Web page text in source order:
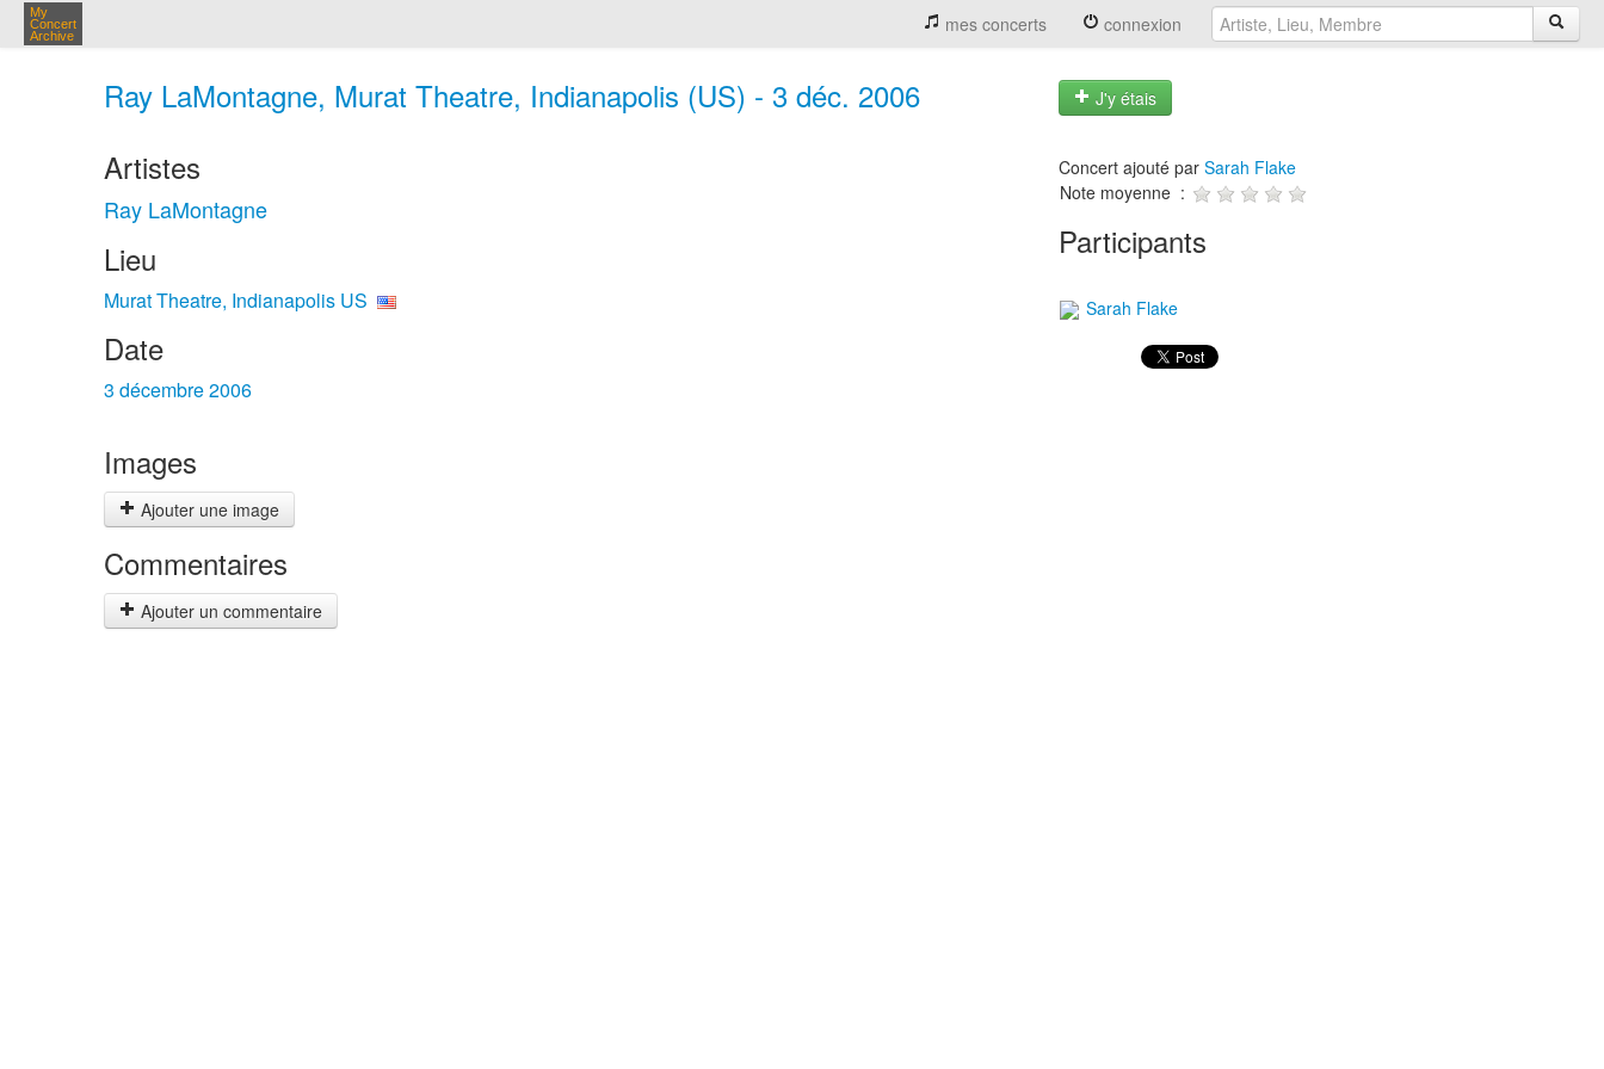
My
Concert
Archive
mes concerts connexion
Ray LaMontagne, Murat Theatre, Indianapolis (US) - 3 déc. 2006 J'y étais
Artistes
Ray LaMontagne
Lieu
Murat Theatre, Indianapolis US
Date
3 décembre 2006
Images
Ajouter une image
Commentaires
Ajouter un commentaire
Concert ajouté par Sarah Flake
Note moyenne :
Participants
Sarah Flake